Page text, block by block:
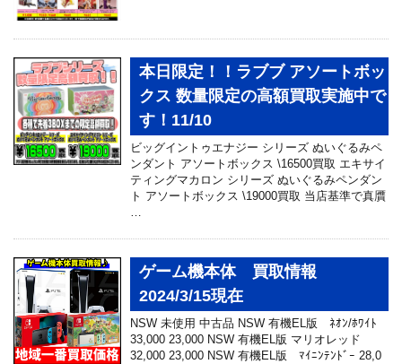
本日限定！！ラブブ アソートボッ
クス 数量限定の高額買取実施中で
す！11/10
ビッグイントゥエナジー シリーズ ぬいぐるみペ
ンダント アソートボックス \16500買取 エキサイ
ティングマカロン シリーズ ぬいぐるみペンダン
ト アソートボックス \19000買取 当店基準で真贋
…
ゲーム機本体 買取情報
2024/3/15現在
NSW 未使用 中古品 NSW 有機EL版 ﾈｵﾝ/ﾎﾜｲﾄ
33,000 23,000 NSW 有機EL版 マリオレッド
32,000 23,000 NSW 有機EL版 ﾏｲﾆﾝﾃﾝﾄﾞｰ 28,0